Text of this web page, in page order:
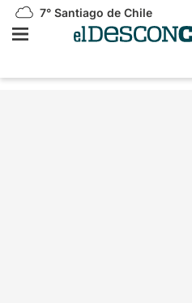
7° Santiago de Chile